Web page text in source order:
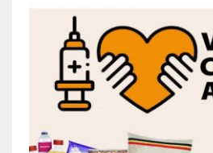
Estrutura organizacional
Administração
Assistência Social
Educação, Cultura, Desporto e